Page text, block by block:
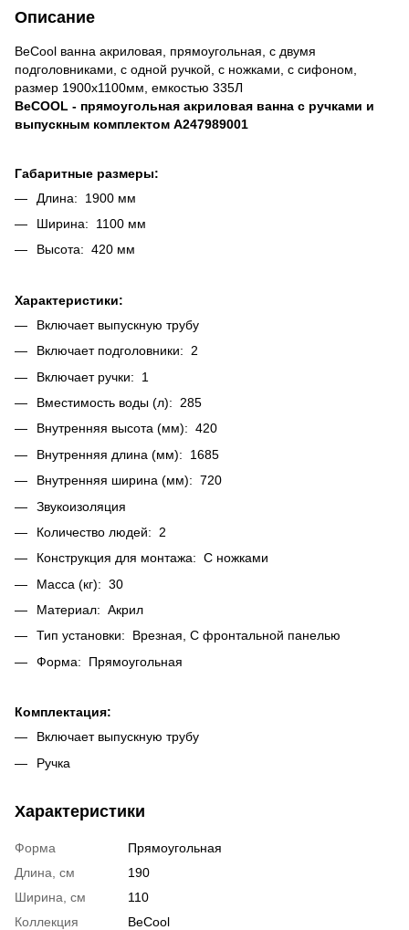
Описание
BeCool ванна акриловая, прямоугольная, с двумя
подголовниками, с одной ручкой, с ножками, с сифоном,
размер 1900х1100мм, емкостью 335Л
BeCOOL - прямоугольная акриловая ванна с ручками и
выпускным комплектом A247989001
Габаритные размеры:
Длина: 1900 мм
Ширина: 1100 мм
Высота: 420 мм
Характеристики:
Включает выпускную трубу
Включает подголовники: 2
Включает ручки: 1
Вместимость воды (л): 285
Внутренняя высота (мм): 420
Внутренняя длина (мм): 1685
Внутренняя ширина (мм): 720
Звукоизоляция
Количество людей: 2
Конструкция для монтажа: С ножками
Масса (кг): 30
Материал: Акрил
Тип установки: Врезная, С фронтальной панелью
Форма: Прямоугольная
Комплектация:
Включает выпускную трубу
Ручка
Характеристики
Форма
Прямоугольная
Длина, см
190
Ширина, см
110
Коллекция
BeCool